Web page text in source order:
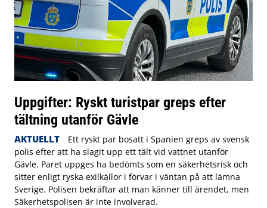
Uppgifter: Ryskt turistpar greps efter
tältning utanför Gävle
AKTUELLT
Ett ryskt par bosatt i Spanien greps av svensk
polis efter att ha slagit upp ett tält vid vattnet utanför
Gävle. Paret uppges ha bedömts som en säkerhetsrisk och
sitter enligt ryska exilkällor i förvar i väntan på att lämna
Sverige. Polisen bekräftar att man känner till ärendet, men
Säkerhetspolisen är inte involverad.